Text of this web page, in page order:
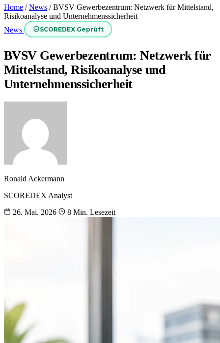
Home / News / BVSV Gewerbezentrum: Netzwerk für Mittelstand,
Risikoanalyse und Unternehmenssicherheit
News
SCOREDEX Geprüft
BVSV Gewerbezentrum: Netzwerk für
Mittelstand, Risikoanalyse und
Unternehmenssicherheit
Ronald Ackermann
SCOREDEX Analyst
26. Mai. 2026
8 Min. Lesezeit